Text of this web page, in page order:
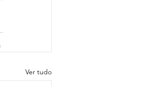
Ver tudo